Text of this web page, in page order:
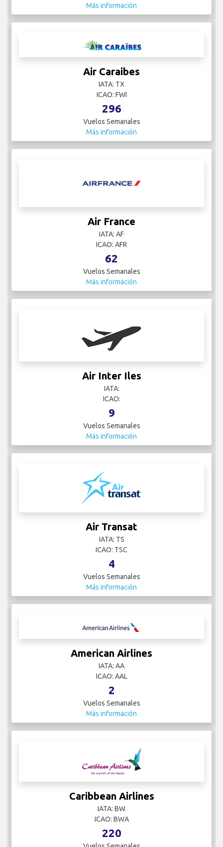
Más información
Air Caraibes
IATA: TX
ICAO: FWI
296
Vuelos Semanales
Más información
Air France
IATA: AF
ICAO: AFR
62
Vuelos Semanales
Más información
Air Inter Iles
IATA:
ICAO:
9
Vuelos Semanales
Más información
Air Transat
IATA: TS
ICAO: TSC
4
Vuelos Semanales
Más información
American Airlines
IATA: AA
ICAO: AAL
2
Vuelos Semanales
Más información
Caribbean Airlines
IATA: BW
ICAO: BWA
220